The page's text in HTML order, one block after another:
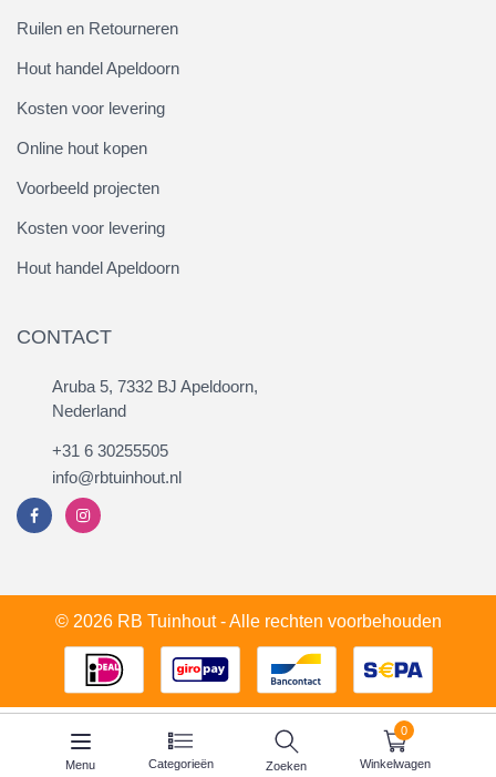
Menu Categorieën Zoeken Winkelwagen
0
Ruilen en Retourneren
Hout handel Apeldoorn
Kosten voor levering
Online hout kopen
Voorbeeld projecten
Kosten voor levering
Hout handel Apeldoorn
CONTACT
Aruba 5, 7332 BJ Apeldoorn,
Nederland
+31 6 30255505
info@rbtuinhout.nl
© 2026 RB Tuinhout - Alle rechten voorbehouden